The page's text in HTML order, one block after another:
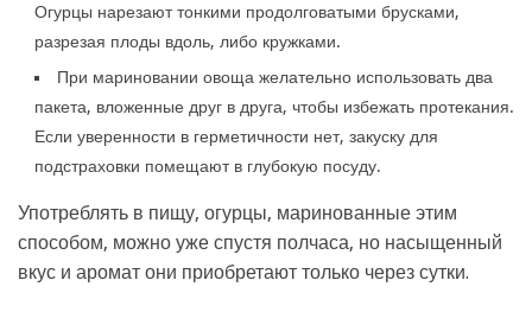
Огурцы нарезают тонкими продолговатыми брусками,
разрезая плоды вдоль, либо кружками.
При мариновании овоща желательно использовать два
пакета, вложенные друг в друга, чтобы избежать протекания.
Если уверенности в герметичности нет, закуску для
подстраховки помещают в глубокую посуду.
Употреблять в пищу, огурцы, маринованные этим
способом, можно уже спустя полчаса, но насыщенный
вкус и аромат они приобретают только через сутки.